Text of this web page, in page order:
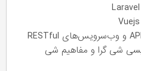
شی گرا و مفاهیم شی